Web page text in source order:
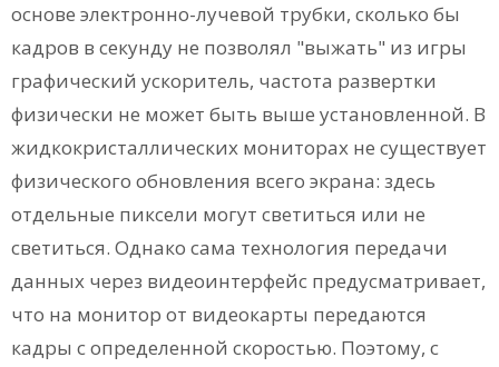
основе электронно-лучевой трубки, сколько бы
кадров в секунду не позволял "выжать" из игры
графический ускоритель, частота развертки
физически не может быть выше установленной. В
жидкокристаллических мониторах не существует
физического обновления всего экрана: здесь
отдельные пиксели могут светиться или не
светиться. Однако сама технология передачи
данных через видеоинтерфейс предусматривает,
что на монитор от видеокарты передаются
кадры с определенной скоростью. Поэтому, с